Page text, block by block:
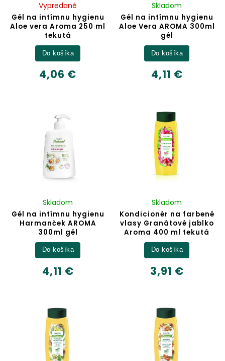
Gél na intímnu hygienu
Aloe vera Aroma 250 ml
tekutá
Vypredané
4,06 €
Do košíka
Gél na intímnu hygienu
Aloe Vera AROMA 300ml
gél
Skladom
4,11 €
Do košíka
Gél na intímnu hygienu
Harmanček AROMA
300ml gél
Skladom
4,11 €
Do košíka
Kondicionér na farbené
vlasy Granátové jablko
Aroma 400 ml tekutá
Skladom
3,91 €
Do košíka